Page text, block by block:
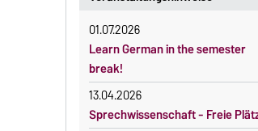
Kursteilnahme nur nach
fristgerechter Online-Anmeldung
Gebührenbefreiungen bei
curricularer Sprachausbildung
Gebührenbefreiung bei Incomings
01.07.2026
Learn German in the semester
break!
13.04.2026
Sprechwissenschaft - Freie